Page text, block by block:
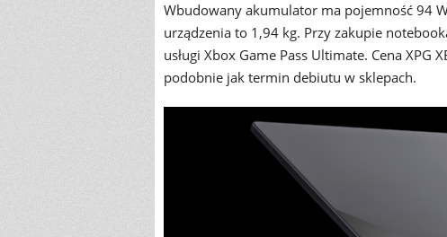
Wbudowany akumulator ma pojemność 94
urządzenia to 1,94 kg. Przy zakupie
usługi Xbox Game Pass Ultimate. Cena XPG
podobnie jak termin debiutu w sklepach.